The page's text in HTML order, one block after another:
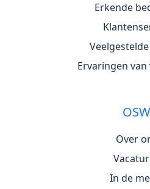
Erkende
Ervaringen
OSW
Over
In de